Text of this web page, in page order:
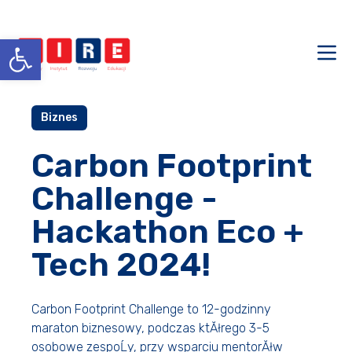
Otwórz pasek narzędzi
content
Biznes
Carbon Footprint
Challenge -
Hackathon Eco +
Tech 2024!
Carbon Footprint Challenge to 12-godzinny
maraton biznesowy, podczas ktĂłrego 3-5
osobowe zespoĹy, przy wsparciu mentorĂłw